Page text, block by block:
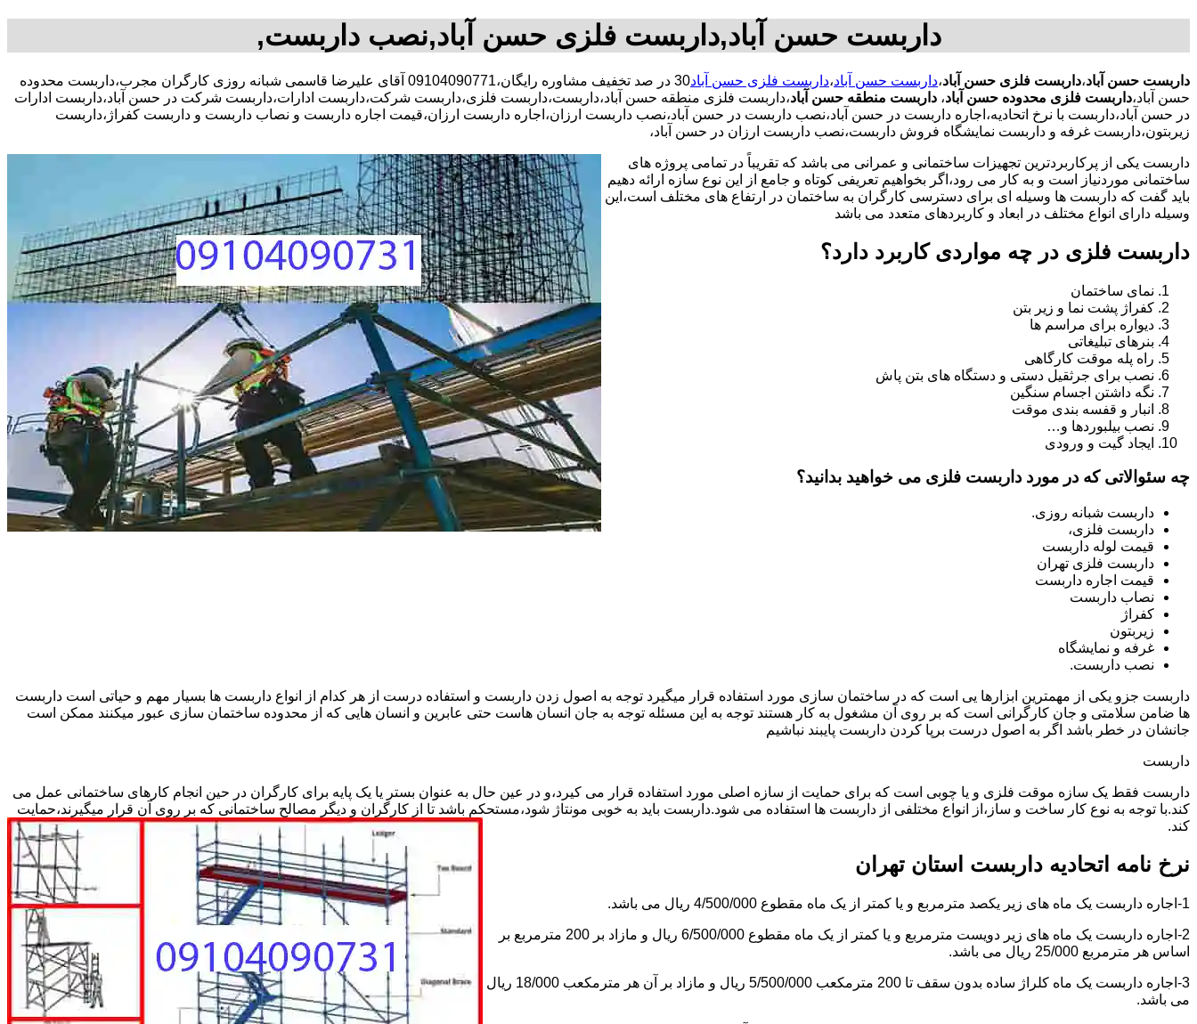
داربست حسن آباد,داربست فلزی حسن آباد,نصب داربست,
داربست حسن آباد،داربست فلزی حسن آباد،داربست حسن آباد،داربست فلزی حسن آباد
30 در صد تخفیف مشاوره رایگان،09104090771 آقای علیرضا قاسمی شبانه روزی کارگران مجرب،داربست محدوده
حسن آباد،داربست فلزی محدوده حسن آباد، داربست منطقه حسن آباد،داربست فلزی منطقه حسن آباد،داربست،داربست فلزی،داربست شرکت،داربست ادارات،داربست شرکت در حسن آباد،داربست ادارات
در حسن آباد،داربست با نرخ اتحادیه،اجاره داربست در حسن آباد،نصب داربست در حسن آباد،نصب داربست ارزان،اجاره داربست ارزان،قیمت اجاره داربست و نصاب داربست و داربست کفراژ،داربست
زیربتون،داربست غرفه و داربست نمایشگاه فروش داربست،نصب داربست ارزان در حسن آباد،
داربست یکی از پرکاربردترین تجهیزات ساختمانی و عمرانی می باشد که تقریباً در تمامی پروژه های
ساختمانی موردنیاز است و به کار می رود،اگر بخواهیم تعریفی کوتاه و جامع از این نوع سازه ارائه دهیم
باید گفت که داربست ها وسیله ای برای دسترسی کارگران به ساختمان در ارتفاع های مختلف است،این
وسیله دارای انواع مختلف در ابعاد و کاربردهای متعدد می باشد
داربست فلزی در چه مواردی کاربرد دارد؟
نمای ساختمان
کفراژ پشت نما و زیر بتن
دیواره برای مراسم ها
بنرهای تبلیغاتی
راه پله موقت کارگاهی
نصب برای جرثقیل دستی و دستگاه های بتن پاش
نگه داشتن اجسام سنگین
انبار و قفسه بندی موقت
نصب بیلبوردها و…
ایجاد گیت و ورودی
چه سئوالاتی که در مورد داربست فلزی می خواهید بدانید؟
داربست شبانه روزی.
داربست فلزی،
قیمت لوله داربست
داربست فلزی تهران
قیمت اجاره داربست
نصاب داربست
کفراژ
زیربتون
غرفه و نمایشگاه
نصب داربست.
داربست جزو یکی از مهمترین ابزارها یی است که در ساختمان سازی مورد استفاده قرار میگیرد توجه به اصول زدن داربست و استفاده درست از هر کدام از انواع داربست ها بسیار مهم و حیاتی است داربست
ها ضامن سلامتی و جان کارگرانی است که بر روی آن مشغول به کار هستند توجه به این مسئله توجه به جان انسان هاست حتی عابرین و انسان هایی که از محدوده ساختمان سازی عبور میکنند ممکن است
جانشان در خطر باشد اگر به اصول درست برپا کردن داربست پایبند نباشیم
داربست
داربست فقط یک سازه موقت فلزی و یا چوبی است که برای حمایت از سازه اصلی مورد استفاده قرار می کیرد،و در عین حال به عنوان بستر یا یک پایه برای کارگران در حین انجام کارهای ساختمانی عمل می
کند.با توجه به نوع کار ساخت و ساز،از انواع مختلفی از داربست ها استفاده می شود.داربست باید به خوبی مونتاژ شود،مستحکم باشد تا از کارگران و دیگر مصالح ساختمانی که بر روی آن قرار میگیرند،حمایت
کند.
نرخ نامه اتحادیه داربست استان تهران
1-اجاره داربست یک ماه های زیر یکصد مترمربع و یا کمتر از یک ماه مقطوع 4/500/000 ریال می باشد.
2-اجاره داربست یک ماه های زیر دویست مترمربع و یا کمتر از یک ماه مقطوع 6/500/000 ریال و مازاد بر 200 مترمربع بر
اساس هر مترمربع 25/000 ریال می باشد.
3-اجاره داربست یک ماه کلراژ ساده بدون سقف تا 200 مترمکعب 5/500/000 ریال و مازاد بر آن هر مترمکعب 18/000 ریال
می باشد.